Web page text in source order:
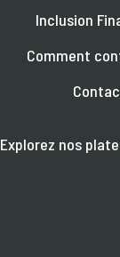
Inclusion
Comment
Explorez nos